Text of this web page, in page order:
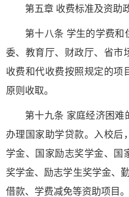
第五章 收费标准及资助
第十八条 学生的学费和
委、教育厅、财政厅、省市
收费和代收费按照规定的项
原则收取。
第十九条 家庭经济困难
办理国家助学贷款。入校后
学金、国家励志奖学金、国
奖学金、励志学生奖学金、
借款、学费减免等资助项目。